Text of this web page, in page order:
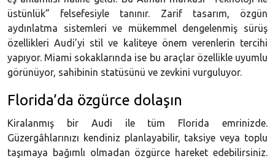
üstünlük” felsefesiyle tanınır. Zarif tasarım, özgün
aydınlatma sistemleri ve mükemmel dengelenmiş sürüş
özellikleri Audi’yi stil ve kaliteye önem verenlerin tercihi
yapıyor. Miami sokaklarında ise bu araçlar özellikle uyumlu
görünüyor, sahibinin statüsünü ve zevkini vurguluyor.
Florida’da özgürce dolaşın
Kiralanmış bir Audi ile tüm Florida emrinizde.
Güzergâhlarınızı kendiniz planlayabilir, taksiye veya toplu
taşımaya bağımlı olmadan özgürce hareket edebilirsiniz.